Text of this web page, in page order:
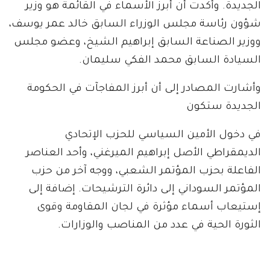
الجديدة. وأكدت أن أبرز الأسماء في القائمة هو وزير
شؤون رئاسة مجلس الوزراء السابق خالد عمر يوسف،
ووزير الصناعة السابق إبراهيم الشيخ، وعضو مجلس
السيادة السابق محمد الفكي سليمان.
وأشارت المصادر إلى أن أبرز المفاجآت في الحكومة
الجديدة ستكون
في دخول الأمين السياسي للحزب الإتحادي
الديمقراطي الأصل إبراهيم الميرغني، وأحد العناصر
الفاعلة بحزب المؤتمر الشعبي، ووجه آخر من حزب
المؤتمر السوداني إلى دائرة الترشيحات. إضافة إلى
إستيعاب أسماء مؤثرة في لجان المقاومة وقوى
الثورة الحية في عدد من المناصب والوزارات.